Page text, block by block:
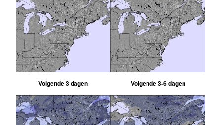
Volgende 3 dagen Volgende 3-6 dagen